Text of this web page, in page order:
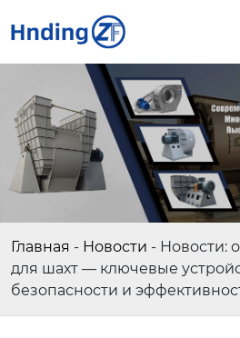
Главная - Новости - Новости:
для шахт — ключевые
безопасности и